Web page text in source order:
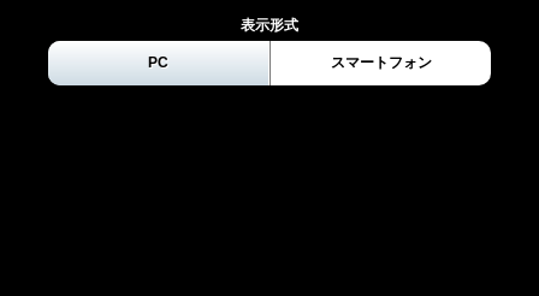
表示形式
PC スマートフォン